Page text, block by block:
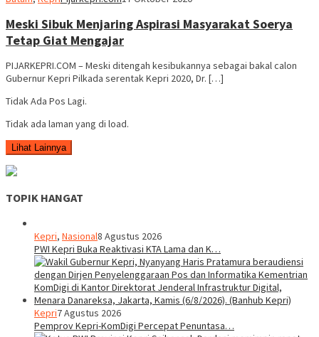
Meski Sibuk Menjaring Aspirasi Masyarakat Soerya
Tetap Giat Mengajar
PIJARKEPRI.COM – Meski ditengah kesibukannya sebagai bakal calon
Gubernur Kepri Pilkada serentak Kepri 2020, Dr. […]
Tidak Ada Pos Lagi.
Tidak ada laman yang di load.
Lihat Lainnya
TOPIK HANGAT
Kepri, Nasional8 Agustus 2026
PWI Kepri Buka Reaktivasi KTA Lama dan K…
Kepri7 Agustus 2026
Pemprov Kepri-KomDigi Percepat Penuntasa…